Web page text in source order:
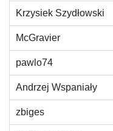
Krzysiek Szydłowski
McGravier
pawlo74
Andrzej Wspaniały
zbiges